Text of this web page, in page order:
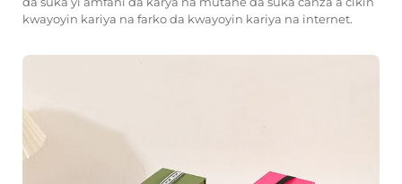
kwayoyin kariya na farko da kwayoyin kariya na internet.